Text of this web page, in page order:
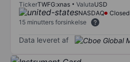
TickerTWFG:xnas ValutaUSD
NASDAQ
Closed
15 minutters forsinkelse
Data leveret af